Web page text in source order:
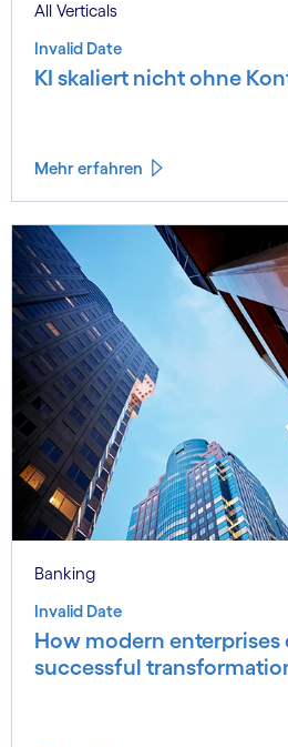
All Verticals
Invalid Date
KI skaliert nicht ohne
Mehr erfahren
Banking
Invalid Date
How modern enterprises
successful